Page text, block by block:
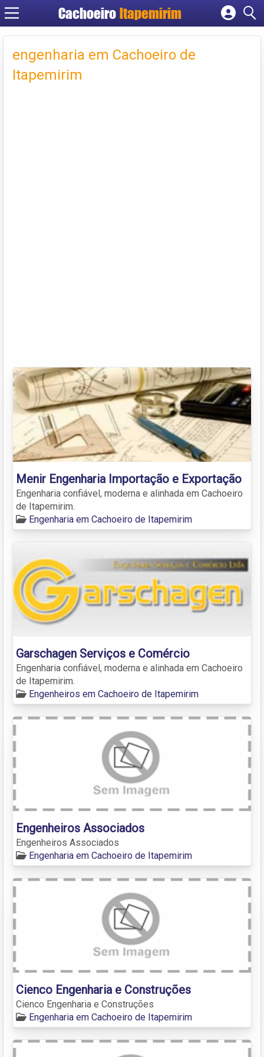
Cachoeiro Itapemirim
Cadastrar empresa
Criar conta
engenharia em Cachoeiro de
Itapemirim
Menir Engenharia Importação e Exportação
Engenharia confiável, moderna e alinhada em Cachoeiro
de Itapemirim.
Engenharia em Cachoeiro de Itapemirim
Garschagen Serviços e Comércio
Engenharia confiável, moderna e alinhada em Cachoeiro
de Itapemirim.
Engenheiros em Cachoeiro de Itapemirim
Engenheiros Associados
Engenheiros Associados
Engenharia em Cachoeiro de Itapemirim
Cienco Engenharia e Construções
Cienco Engenharia e Construções
Engenharia em Cachoeiro de Itapemirim